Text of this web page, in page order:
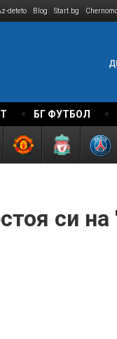
deteto Blog Start.bg
БГ ФУТБОЛ
си